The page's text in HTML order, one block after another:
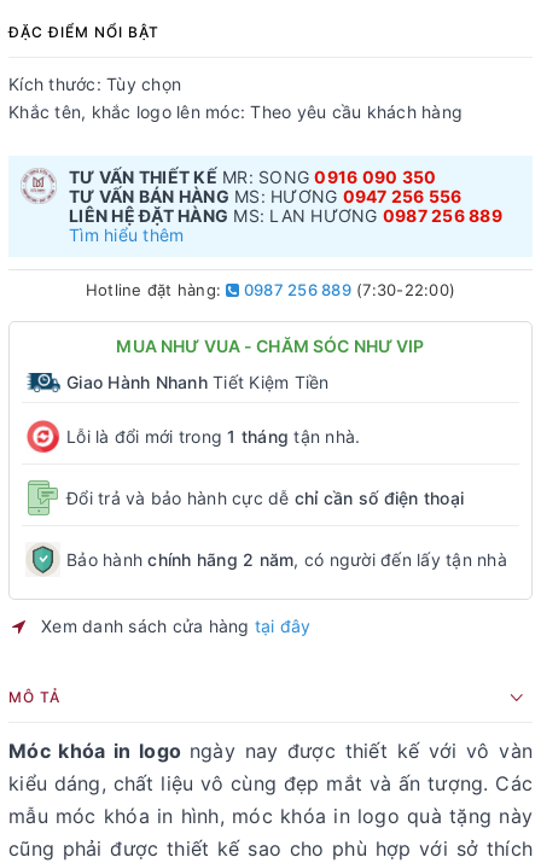
ĐẶC ĐIỂM NỔI BẬT
Kích thước: Tùy chọn
Khắc tên, khắc logo lên móc: Theo yêu cầu khách hàng
TƯ VẤN THIẾT KẾ MR: SONG0916 090 350
TƯ VẤN BÁN HÀNG MS: HƯƠNG 0947 256 556
LIÊN HỆ ĐẶT HÀNG MS: LAN HƯƠNG 0987 256 889
Tìm hiểu thêm
Hotline đặt hàng: 0987 256 889(7:30-22:00)
MUA NHƯ VUA - CHĂM SÓC NHƯ VIP
Giao Hành NhanhTiết Kiệm Tiền
Lỗi là đổi mới trong1 tháng tận nhà.
Đổi trả và bảo hành cực dễ chỉ cần số điện thoại
Bảo hànhchính hãng 2 năm, có người đến lấy tận nhà
Xem danh sách cửa hàng tại đây
MÔ TẢ
Móc khóa in logo ngày nay được thiết kế với vô vàn
kiểu dáng, chất liệu vô cùng đẹp mắt và ấn tượng. Các
mẫu móc khóa in hình, móc khóa in logo quà tặng này
cũng phải được thiết kế sao cho phù hợp với sở thích